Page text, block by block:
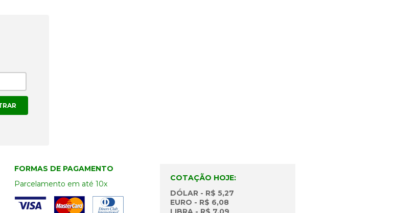
FORMAS DE PAGAMENTO
Parcelamento em até 10x
COTAÇÃO HOJE:
DÓLAR - R$ 5,27
EURO - R$ 6,08